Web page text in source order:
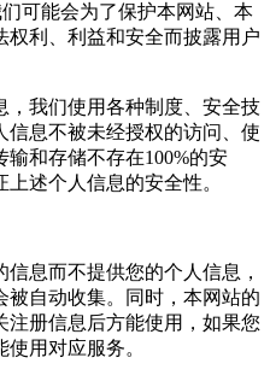
可能会为了保护本网站、本
权利、利益和安全而披露用户
，我们使用各种制度、安全技
息不被未经授权的访问、使
和存储不存在100%的安
述个人信息的安全性。
息而不提供您的个人信息，
自动收集。同时，本网站的
册信息后方能使用，如果您
用对应服务。